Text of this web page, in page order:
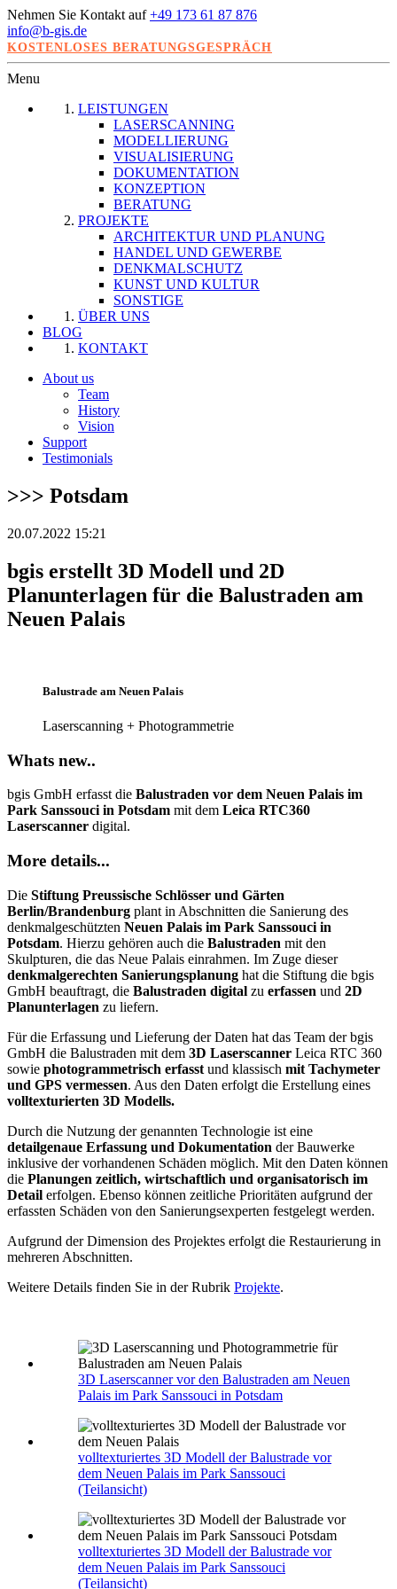
Nehmen Sie Kontakt auf+49 173 61 87 876
info@b-gis.de
KOSTENLOSES BERATUNGSGESPRÄCH
Menu
LEISTUNGEN
LASERSCANNING
MODELLIERUNG
VISUALISIERUNG
DOKUMENTATION
KONZEPTION
BERATUNG
PROJEKTE
ARCHITEKTUR UND PLANUNG
HANDEL UND GEWERBE
DENKMALSCHUTZ
KUNST UND KULTUR
SONSTIGE
ÜBER UNS
BLOG
KONTAKT
About us
Team
History
Vision
Support
Testimonials
>>> Potsdam
20.07.2022 15:21
bgis erstellt 3D Modell und 2D
Planunterlagen für die Balustraden am
Neuen Palais
Balustrade am Neuen Palais
Laserscanning + Photogrammetrie
Whats new..
bgis GmbH erfasst die Balustraden vor dem Neuen Palais im
Park Sanssouci in Potsdam mit dem Leica RTC360
Laserscanner digital.
More details...
Die Stiftung Preussische Schlösser und Gärten
Berlin/Brandenburg plant in Abschnitten die Sanierung des
denkmalgeschützten Neuen Palais im Park Sanssouci in
Potsdam. Hierzu gehören auch die Balustraden mit den
Skulpturen, die das Neue Palais einrahmen. Im Zuge dieser
denkmalgerechten Sanierungsplanung hat die Stiftung die bgis
GmbH beauftragt, die Balustraden digital zu erfassen und 2D
Planunterlagen zu liefern.
Für die Erfassung und Lieferung der Daten hat das Team der bgis
GmbH die Balustraden mit dem 3D Laserscanner Leica RTC 360
sowie photogrammetrisch erfasst und klassisch mit Tachymeter
und GPS vermessen. Aus den Daten erfolgt die Erstellung eines
volltexturierten 3D Modells.
Durch die Nutzung der genannten Technologie ist eine
detailgenaue Erfassung und Dokumentation der Bauwerke
inklusive der vorhandenen Schäden möglich. Mit den Daten können
die Planungen zeitlich, wirtschaftlich und organisatorisch im
Detail erfolgen. Ebenso können zeitliche Prioritäten aufgrund der
erfassten Schäden von den Sanierungsexperten festgelegt werden.
Aufgrund der Dimension des Projektes erfolgt die Restaurierung in
mehreren Abschnitten.
Weitere Details finden Sie in der Rubrik Projekte.
3D Laserscanner vor den Balustraden am Neuen
Palais im Park Sanssouci in Potsdam
volltexturiertes 3D Modell der Balustrade vor
dem Neuen Palais im Park Sanssouci
(Teilansicht)
volltexturiertes 3D Modell der Balustrade vor
dem Neuen Palais im Park Sanssouci
(Teilansicht)